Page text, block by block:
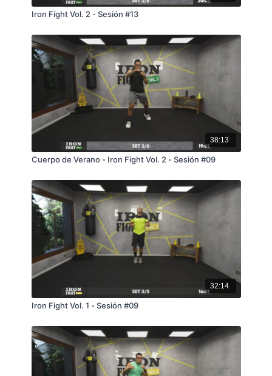
Iron Fight Vol. 2 - Sesión #13
38:13
Cuerpo de Verano - Iron Fight Vol. 2 - Sesión #09
32:14
Iron Fight Vol. 1 - Sesión #09